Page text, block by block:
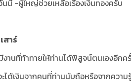
นนี้ -ผู้ใหญ่ช่วยเหลือเรื่องเงินทองครับ
สาร์
งานที่ท้าทายให้ท่านได้พิสูจน์ตนเองอีกค
ะได้เงินจากคนที่ท่านนับถือหรือจากความ